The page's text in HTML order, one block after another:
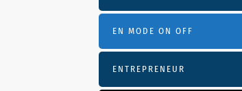
EN MODE ON OFF
ENTREPRENEUR